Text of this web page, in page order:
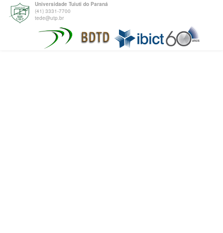
Universidade Tuiuti do Paraná
(41) 3331-7700
tede@utp.br